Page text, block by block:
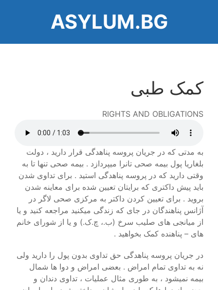
ASYLUM.BG
کمک طبی
RIGHTS AND OBLIGATIONS
به مدتی که در جریان پروسه پناهدگی قرار دارید ، دولت
بلغاریا پول بیمه صحی تانرا میپردازد . بیمه صحی تنها تا به
وقتی دارید که در پروسه پناهدگی استید . برای تداوی شدن
باید پیش داکتری که برایتان تعیین شده برای معاینه شدن
بروید . برای تعیین کردن داکتر به مرکزی صحی لاگر در
آژانس پناهندگان در جای که زندگی میکنید مراجعه کنید و یا
از میانجی های صلیب سرخ (ب.، چ.ک.) و یا از شورای خانم
های – پناهنده کمک بخواهید .
در جریان پروسه پناهدگی حق تداوی بدون پول را دارید ولی
نه به تداوی تمام امراض . بعضی امراض و دوا ها شمال
بیمه نمیشود ، به طوری مثال عملیات ، تداوی دندان و